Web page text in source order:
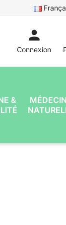
person
Connexion
&